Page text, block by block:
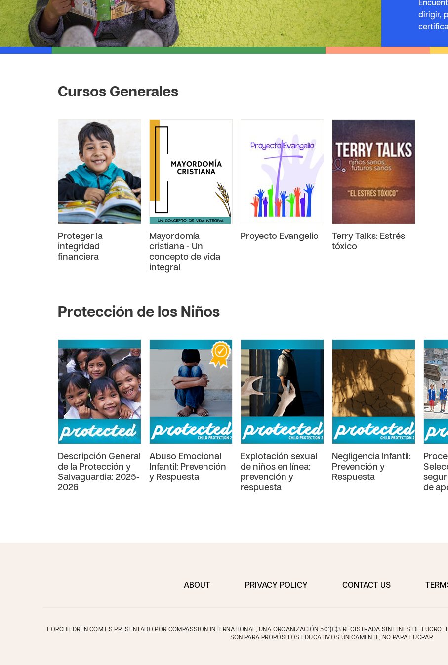
dirigir,
Cursos Generales
Proteger la
integridad
financiera
Mayordomía
cristiana - Un
concepto de vida
integral
Proyecto Evangelio
Terry Talks: Estrés
tóxico
Protección de los Niños
Descripción General
de la Protección y
Salvaguardia: 2025-
2026
Abuso Emocional
Infantil: Prevención
y Respuesta
Explotación sexual
de niños en línea:
prevención y
respuesta
Negligencia Infantil:
Prevención y
Respuesta
de
ABOUT PRIVACY POLICY CONTACT US
FORCHILDREN.COM ES PRESENTADO POR COMPASSION INTERNATIONAL, UNA ORGANIZACIÓN 501(C)3 REGISTRADA SIN FINES DE
SON PARA PROPÓSITOS EDUCATIVOS ÚNICAMENTE, NO PARA LUCRAR.